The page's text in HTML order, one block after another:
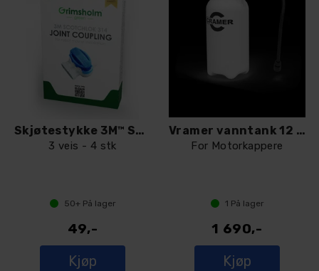
Skjøtestykke 3M™ Scotchlok™ 314
3 veis - 4 stk
50+På lager
49,-
Kjøp
Vramer vanntank 12 L for 82PC300
For Motorkappere
1 På lager
1 690,-
Kjøp